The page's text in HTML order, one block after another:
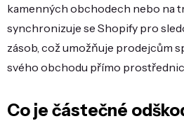
kamenných obchodech nebo na
synchronizuje se Shopify pro
zásob, což umožňuje prodejcům
svého obchodu přímo
Co je částečné